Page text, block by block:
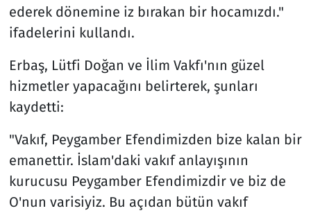
ederek dönemine iz bırakan bir hocamızdı."
ifadelerini kullandı.
Erbaş, Lütfi Doğan ve İlim Vakfı'nın güzel
hizmetler yapacağını belirterek, şunları
kaydetti:
"Vakıf, Peygamber Efendimizden bize kalan bir
emanettir. İslam'daki vakıf anlayışının
kurucusu Peygamber Efendimizdir ve biz de
O'nun varisiyiz. Bu açıdan bütün vakıf